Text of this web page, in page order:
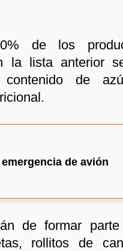
de los
la lista anterior
de
de avión
de formar
rollitos de